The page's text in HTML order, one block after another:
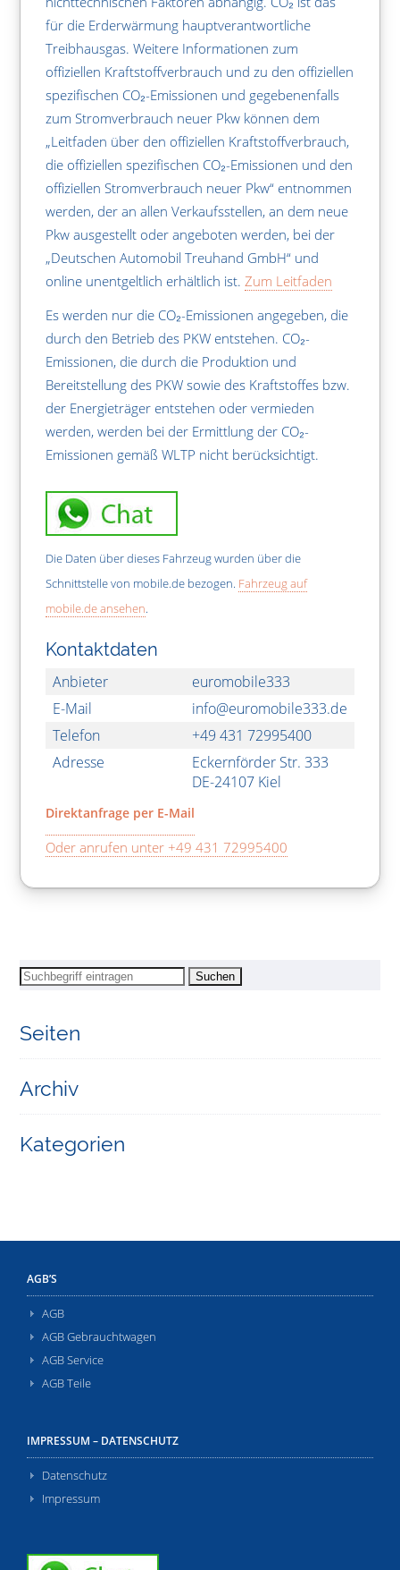
für die Erderwärmung hauptverantwortliche
Treibhausgas. Weitere Informationen zum
offiziellen Kraftstoffverbrauch und zu den offiziellen
spezifischen CO₂-Emissionen und gegebenenfalls
zum Stromverbrauch neuer Pkw können dem
„Leitfaden über den offiziellen Kraftstoffverbrauch,
die offiziellen spezifischen CO₂-Emissionen und den
offiziellen Stromverbrauch neuer Pkw“ entnommen
werden, der an allen Verkaufsstellen, an dem neue
Pkw ausgestellt oder angeboten werden, bei der
„Deutschen Automobil Treuhand GmbH“ und
online unentgeltlich erhältlich ist. Zum Leitfaden
Es werden nur die CO₂-Emissionen angegeben, die
durch den Betrieb des PKW entstehen. CO₂-
Emissionen, die durch die Produktion und
Bereitstellung des PKW sowie des Kraftstoffes bzw.
der Energieträger entstehen oder vermieden
werden, werden bei der Ermittlung der CO₂-
Emissionen gemäß WLTP nicht berücksichtigt.
Die Daten über dieses Fahrzeug wurden über die
Schnittstelle von mobile.de bezogen. Fahrzeug auf
mobile.de ansehen.
Kontaktdaten
Anbieter
euromobile333
E-Mail
info@euromobile333.de
Telefon
+49 431 72995400
Adresse
Eckernförder Str. 333
DE-24107 Kiel
Direktanfrage per E-Mail
Oder anrufen unter +49 431 72995400
Seiten
Archiv
Kategorien
AGB’S
AGB
AGB Gebrauchtwagen
AGB Service
AGB Teile
IMPRESSUM – DATENSCHUTZ
Datenschutz
Impressum